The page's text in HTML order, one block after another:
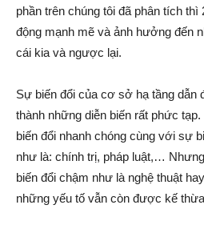
phần trên chúng tôi đã phân tích thì
động mạnh mẽ và ảnh hưởng đến
cái kia và ngược lại.
Sự biến đổi của cơ sở hạ tầng dẫn
thành những diễn biến rất phức
biến đổi nhanh chóng cùng với sự
như là: chính trị, pháp luật,…
biến đổi chậm như là nghệ thuật
những yếu tố vẫn còn được kế